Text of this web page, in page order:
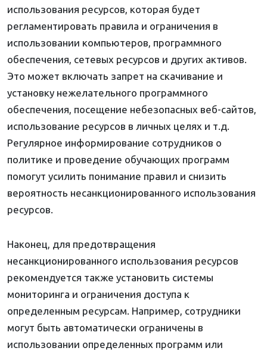
использования ресурсов, которая будет
регламентировать правила и ограничения в
использовании компьютеров, программного
обеспечения, сетевых ресурсов и других активов.
Это может включать запрет на скачивание и
установку нежелательного программного
обеспечения, посещение небезопасных веб-сайтов,
использование ресурсов в личных целях и т.д.
Регулярное информирование сотрудников о
политике и проведение обучающих программ
помогут усилить понимание правил и снизить
вероятность несанкционированного использования
ресурсов.
Наконец, для предотвращения
несанкционированного использования ресурсов
рекомендуется также установить системы
мониторинга и ограничения доступа к
определенным ресурсам. Например, сотрудники
могут быть автоматически ограничены в
использовании определенных программ или